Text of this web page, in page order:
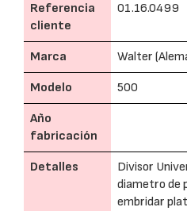
Referencia
cliente
01.16.0499
Marca Walter
Modelo 500
Año
fabricación
Detalles
Divisor
diametro de
embridar